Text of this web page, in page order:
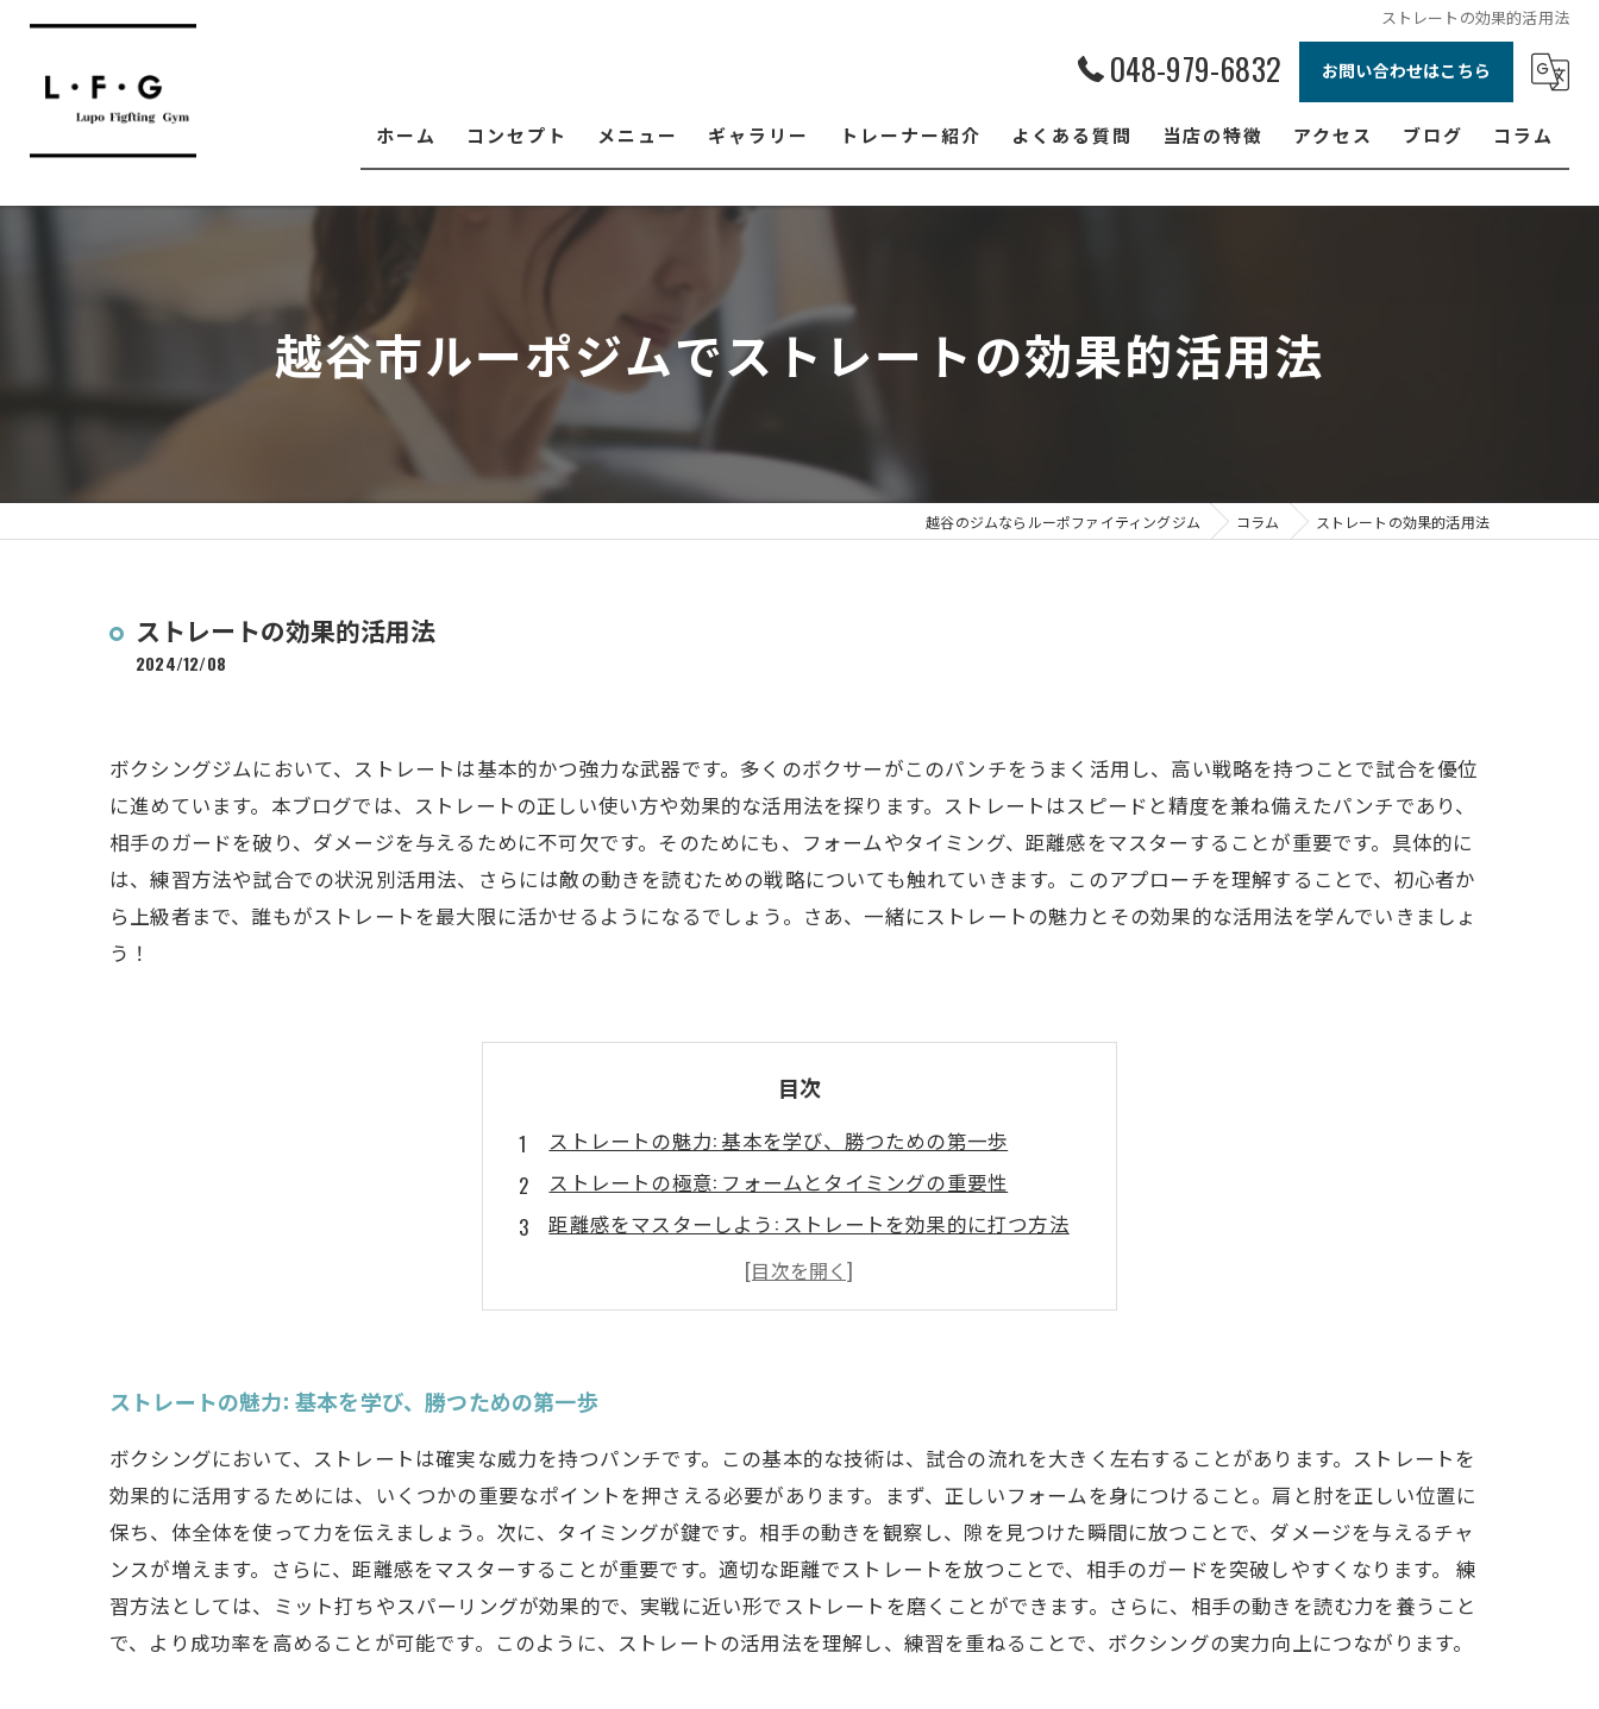
ストレートの効果的活用法
048-979-6832 お問い合わせはこちら
ホーム コンセプト メニュー ギャラリー トレーナー紹介 よくある質問 当店の特徴
ボクシング
フィットネス
アクセス ブログ コラム
越谷市ルーポジムでストレートの効果的活用法
越谷のジムならルーポファイティングジム コラム ストレートの効果的活用法
ストレートの効果的活用法
2024/12/08
ボクシングジムにおいて、ストレートは基本的かつ強力な武器です。多くのボクサーがこのパンチをうまく活用し、高い戦略を持つことで試合を優位
に進めています。本ブログでは、ストレートの正しい使い方や効果的な活用法を探ります。ストレートはスピードと精度を兼ね備えたパンチであり、
相手のガードを破り、ダメージを与えるために不可欠です。そのためにも、フォームやタイミング、距離感をマスターすることが重要です。具体的に
は、練習方法や試合での状況別活用法、さらには敵の動きを読むための戦略についても触れていきます。このアプローチを理解することで、初心者か
ら上級者まで、誰もがストレートを最大限に活かせるようになるでしょう。さあ、一緒にストレートの魅力とその効果的な活用法を学んでいきましょ
う！
目次
ストレートの魅力: 基本を学び、勝つための第一歩
ストレートの極意: フォームとタイミングの重要性
距離感をマスターしよう: ストレートを効果的に打つ方法
敵を読む: ストレートでの攻撃を成功させる秘訣
初心者から上級者まで、ストレートを極めるための練習法
ストレートの魅力: 基本を学び、勝つための第一歩
ボクシングにおいて、ストレートは確実な威力を持つパンチです。この基本的な技術は、試合の流れを大きく左右することがあります。ストレートを
効果的に活用するためには、いくつかの重要なポイントを押さえる必要があります。まず、正しいフォームを身につけること。肩と肘を正しい位置に
保ち、体全体を使って力を伝えましょう。次に、タイミングが鍵です。相手の動きを観察し、隙を見つけた瞬間に放つことで、ダメージを与えるチャ
ンスが増えます。さらに、距離感をマスターすることが重要です。適切な距離でストレートを放つことで、相手のガードを突破しやすくなります。 練
習方法としては、ミット打ちやスパーリングが効果的で、実戦に近い形でストレートを磨くことができます。さらに、相手の動きを読む力を養うこと
で、より成功率を高めることが可能です。このように、ストレートの活用法を理解し、練習を重ねることで、ボクシングの実力向上につながります。